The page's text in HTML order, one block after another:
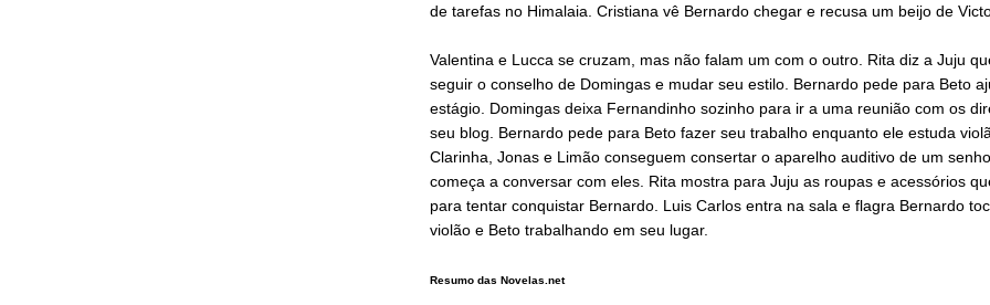
de tarefas no Himalaia. Cristiana vê Bernardo chegar e recusa um beijo de
Valentina e Lucca se cruzam, mas não falam um com o outro. Rita diz a Juju
seguir o conselho de Domingas e mudar seu estilo. Bernardo pede para Beto
estágio. Domingas deixa Fernandinho sozinho para ir a uma reunião com os
seu blog. Bernardo pede para Beto fazer seu trabalho enquanto ele estuda
Clarinha, Jonas e Limão conseguem consertar o aparelho auditivo de um
começa a conversar com eles. Rita mostra para Juju as roupas e acessórios
para tentar conquistar Bernardo. Luis Carlos entra na sala e flagra Bernardo
violão e Beto trabalhando em seu lugar.
Resumo das Novelas.net